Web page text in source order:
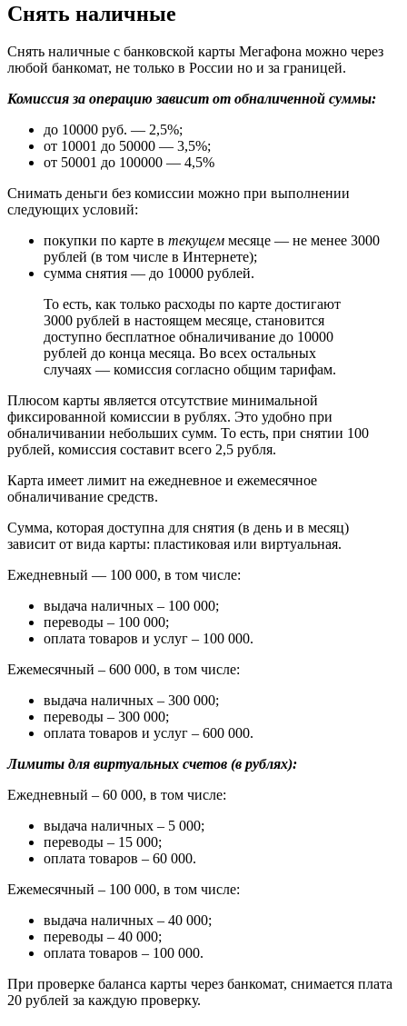
Снять наличные
Снять наличные с банковской карты Мегафона можно через
любой банкомат, не только в России но и за границей.
Комиссия за операцию зависит от обналиченной суммы:
до 10000 руб. — 2,5%;
от 10001 до 50000 — 3,5%;
от 50001 до 100000 — 4,5%
Снимать деньги без комиссии можно при выполнении
следующих условий:
покупки по карте в текущем месяце — не менее 3000
рублей (в том числе в Интернете);
сумма снятия — до 10000 рублей.
То есть, как только расходы по карте достигают
3000 рублей в настоящем месяце, становится
доступно бесплатное обналичивание до 10000
рублей до конца месяца. Во всех остальных
случаях — комиссия согласно общим тарифам.
Плюсом карты является отсутствие минимальной
фиксированной комиссии в рублях. Это удобно при
обналичивании небольших сумм. То есть, при снятии 100
рублей, комиссия составит всего 2,5 рубля.
Карта имеет лимит на ежедневное и ежемесячное
обналичивание средств.
Сумма, которая доступна для снятия (в день и в месяц)
зависит от вида карты: пластиковая или виртуальная.
Ежедневный — 100 000, в том числе:
выдача наличных – 100 000;
переводы – 100 000;
оплата товаров и услуг – 100 000.
Ежемесячный – 600 000, в том числе:
выдача наличных – 300 000;
переводы – 300 000;
оплата товаров и услуг – 600 000.
Лимиты для виртуальных счетов (в рублях):
Ежедневный – 60 000, в том числе:
выдача наличных – 5 000;
переводы – 15 000;
оплата товаров – 60 000.
Ежемесячный – 100 000, в том числе:
выдача наличных – 40 000;
переводы – 40 000;
оплата товаров – 100 000.
При проверке баланса карты через банкомат, снимается плата
20 рублей за каждую проверку.